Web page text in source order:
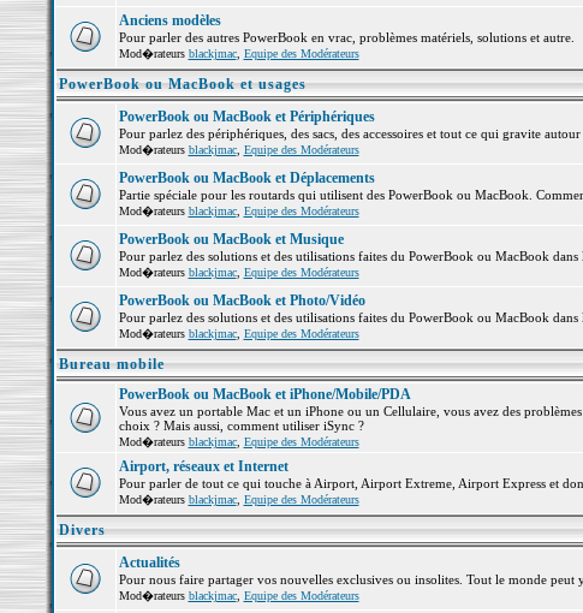
Anciens modèles
Pour parler des autres PowerBook en vrac, problèmes matériels, solutions et autre.
Mod�rateurs blackjmac, Equipe des Modérateurs
PowerBook ou MacBook et usages
PowerBook ou MacBook et Périphériques
Pour parlez des périphériques, des sacs, des accessoires et tout ce qui gravite
Mod�rateurs blackjmac, Equipe des Modérateurs
PowerBook ou MacBook et Déplacements
Partie spéciale pour les routards qui utilisent des PowerBook ou MacBook.
Mod�rateurs blackjmac, Equipe des Modérateurs
PowerBook ou MacBook et Musique
Pour parlez des solutions et des utilisations faites du PowerBook ou MacBook dans
Mod�rateurs blackjmac, Equipe des Modérateurs
PowerBook ou MacBook et Photo/Vidéo
Pour parlez des solutions et des utilisations faites du PowerBook ou MacBook
Mod�rateurs blackjmac, Equipe des Modérateurs
Bureau mobile
PowerBook ou MacBook et iPhone/Mobile/PDA
Vous avez un portable Mac et un iPhone ou un Cellulaire, vous avez des
choix ? Mais aussi, comment utiliser iSync ?
Mod�rateurs blackjmac, Equipe des Modérateurs
Airport, réseaux et Internet
Pour parler de tout ce qui touche à Airport, Airport Extreme, Airport Express et
Mod�rateurs blackjmac, Equipe des Modérateurs
Divers
Actualités
Pour nous faire partager vos nouvelles exclusives ou insolites. Tout le monde peut
Mod�rateurs blackjmac, Equipe des Modérateurs